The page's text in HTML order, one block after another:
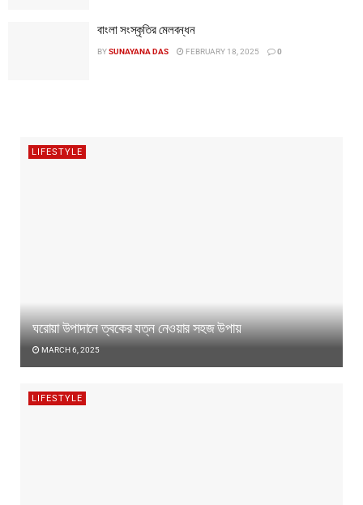
বাংলা সংস্কৃতির মেলবন্ধন
BYSUNAYANA DAS FEBRUARY 18, 2025 0
LIFESTYLE
ঘরোয়া উপাদানে ত্বকের যত্ন নেওয়ার সহজ উপায়
MARCH 6, 2025
LIFESTYLE